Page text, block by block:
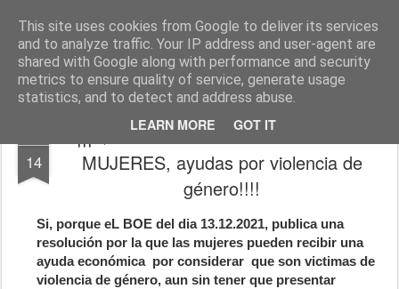
This site uses cookies from Google to deliver its services
and to analyze traffic. Your IP address and user-agent are
shared with Google along with performance and security
metrics to ensure quality of service, generate usage
statistics, and to detect and address abuse.
LEARN MORE GOT IT
J. FERNÁNDEZ ELENA, abogado http://www.josefernandezelena.es
Pages
14
¡¡¡QUE NO SE ENTEREN NUESTRA
MUJERES, ayudas por violencia de
género!!!!
Si, porque eL BOE del dia 13.12.2021, publica una
resolución por la que las mujeres pueden recibir una
ayuda económica por considerar que son victimas de
violencia de género, aun sin tener que presentar